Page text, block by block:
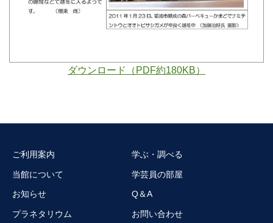
ダウンロード（PDF約180KB）
ご利用案内
当館について
お知らせ
プラネタリウム
学ぶ・調べる
学芸員の部屋
Q＆A
お問い合わせ